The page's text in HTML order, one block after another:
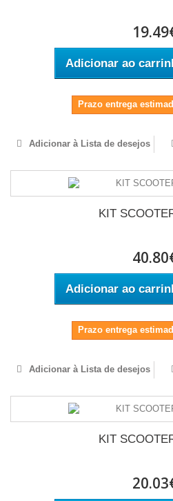
Adicionar ao
Prazo entrega
Adicionar à Lista de desejos
KIT
Adicionar ao
Prazo entrega
Adicionar à Lista de desejos
KIT